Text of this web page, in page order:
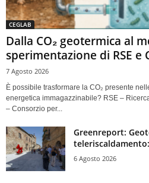
CEGLAB
Dalla CO₂ geotermica al
sperimentazione di RSE e
7 Agosto 2026
È possibile trasformare la CO₂ presente
energetica immagazzinabile? RSE –
– Consorzio per...
Greenreport:
6 Agosto 2026